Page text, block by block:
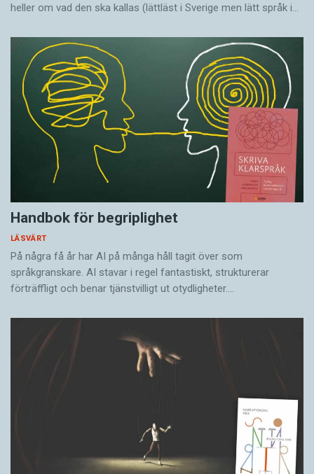
heller om vad den ska kallas (lättläst i Sverige men lätt språk i…
Handbok för begriplighet
LÄSVÄRT
På några få år har AI på många håll tagit över som
språkgranskare. AI stavar i regel fantastiskt, strukturerar
förträffligt och benar tjänstvilligt ut otydligheter.…